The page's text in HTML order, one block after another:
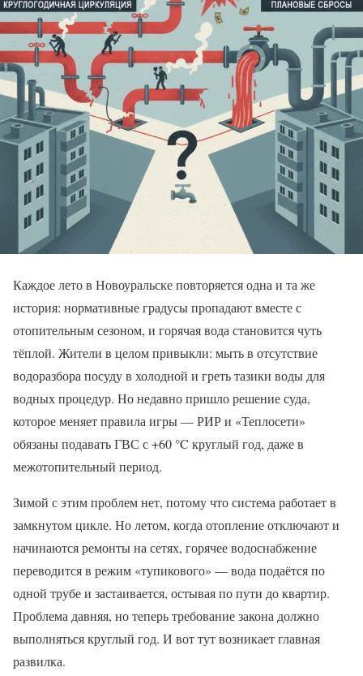
Каждое лето в Новоуральске повторяется одна и та же
история: нормативные градусы пропадают вместе с
отопительным сезоном, и горячая вода становится чуть
тёплой. Жители в целом привыкли: мыть в отсутствие
водоразбора посуду в холодной и греть тазики воды для
водных процедур. Но недавно пришло решение суда,
которое меняет правила игры — РИР и «Теплосети»
обязаны подавать ГВС с +60 °C круглый год, даже в
межотопительный период.
Зимой с этим проблем нет, потому что система работает в
замкнутом цикле. Но летом, когда отопление отключают и
начинаются ремонты на сетях, горячее водоснабжение
переводится в режим «тупикового» — вода подаётся по
одной трубе и застаивается, остывая по пути до квартир.
Проблема давняя, но теперь требование закона должно
выполняться круглый год. И вот тут возникает главная
развилка.